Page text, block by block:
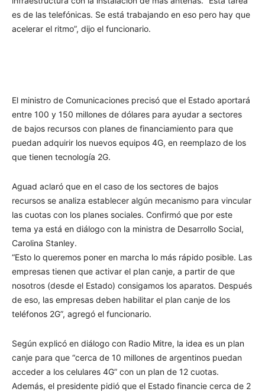
es de las telefónicas. Se está trabajando en eso pero hay que
acelerar el ritmo”, dijo el funcionario.
El ministro de Comunicaciones precisó que el Estado aportará
entre 100 y 150 millones de dólares para ayudar a sectores
de bajos recursos con planes de financiamiento para que
puedan adquirir los nuevos equipos 4G, en reemplazo de los
que tienen tecnología 2G.
Aguad aclaró que en el caso de los sectores de bajos
recursos se analiza establecer algún mecanismo para vincular
las cuotas con los planes sociales. Confirmó que por este
tema ya está en diálogo con la ministra de Desarrollo Social,
Carolina Stanley.
“Esto lo queremos poner en marcha lo más rápido posible. Las
empresas tienen que activar el plan canje, a partir de que
nosotros (desde el Estado) consigamos los aparatos. Después
de eso, las empresas deben habilitar el plan canje de los
teléfonos 2G”, agregó el funcionario.
Según explicó en diálogo con Radio Mitre, la idea es un plan
canje para que “cerca de 10 millones de argentinos puedan
acceder a los celulares 4G” con un plan de 12 cuotas.
Además, el presidente pidió que el Estado financie cerca de 2